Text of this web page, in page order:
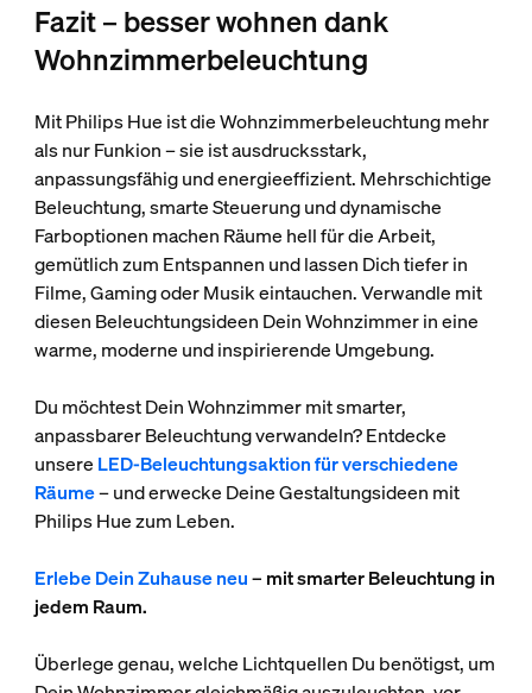
Fazit – besser wohnen dank
Wohnzimmerbeleuchtung
Mit Philips Hue ist die Wohnzimmerbeleuchtung mehr
als nur Funkion – sie ist ausdrucksstark,
anpassungsfähig und energieeffizient. Mehrschichtige
Beleuchtung, smarte Steuerung und dynamische
Farboptionen machen Räume hell für die Arbeit,
gemütlich zum Entspannen und lassen Dich tiefer in
Filme, Gaming oder Musik eintauchen. Verwandle mit
diesen Beleuchtungsideen Dein Wohnzimmer in eine
warme, moderne und inspirierende Umgebung.
Du möchtest Dein Wohnzimmer mit smarter,
anpassbarer Beleuchtung verwandeln? Entdecke
unsere LED‑Beleuchtungsaktion für verschiedene
Räume– und erwecke Deine Gestaltungsideen mit
Philips Hue zum Leben.
Erlebe Dein Zuhause neu– mit smarter Beleuchtung in
jedem Raum.
Überlege genau, welche Lichtquellen Du benötigst, um